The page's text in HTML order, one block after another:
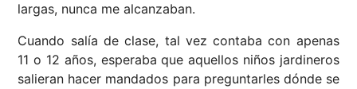
largas, nunca me alcanzaban.
Cuando salía de clase, tal vez contaba con apenas
11 o 12 años, esperaba que aquellos niños jardineros
salieran hacer mandados para preguntarles dónde se